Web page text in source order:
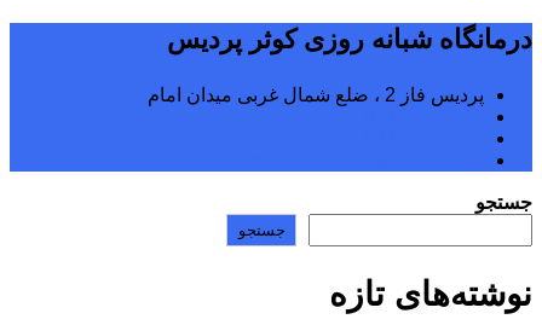
درمانگاه شبانه روزی کوثر پردیس
پردیس فاز 2 ، ضلع شمال غربی میدان امام
جستجو
جستجو
نوشته‌های تازه